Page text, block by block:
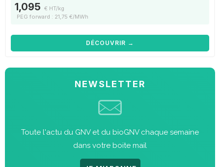
1,095 € HT/kg
PEG forward : 21,75 €/MWh
DÉCOUVRIR →
NEWSLETTER
Toute l'actu du GNV et du bioGNV chaque semaine
dans votre boite mail